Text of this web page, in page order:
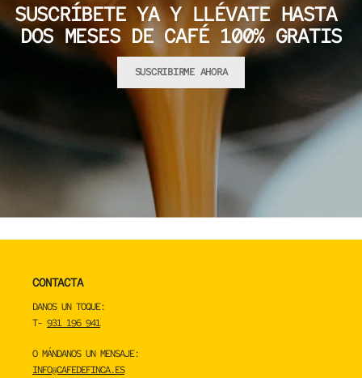
SUSCRÍBETE YA Y LLÉVATE HASTA
DOS MESES DE CAFÉ 100% GRATIS
SUSCRIBIRME AHORA
CONTACTA
DANOS UN TOQUE:
T- 931 196 941
O MÁNDANOS UN MENSAJE:
INFO@CAFEDEFINCA.ES